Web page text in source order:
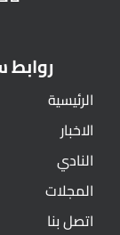
الرئيسية
الاخبار
النادي
المجلات
اتصل بنا